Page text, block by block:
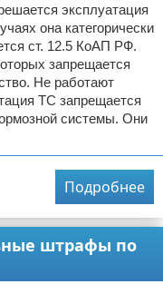
эксплуатация
она категорически
ст. 12.5 КоАП РФ.
запрещается
Не работают
ТС запрещается
системы. Они
Подробнее
штрафы по